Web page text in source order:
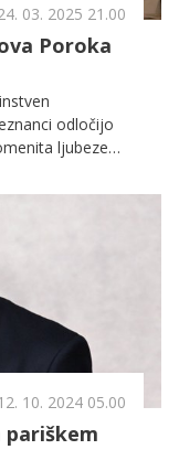
03. 2025 21.00
Poroka
odločijo
ljubezen
do četrtka že
u!
10. 2024 05.00
pariškem